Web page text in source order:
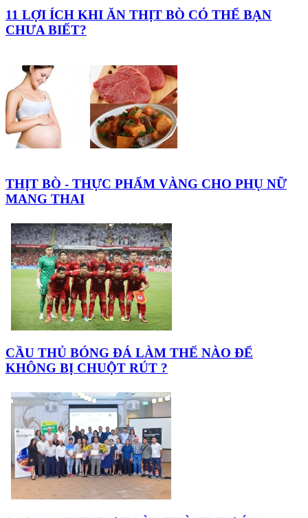
11 LỢI ÍCH KHI ĂN THỊT BÒ CÓ THỂ BẠN
CHƯA BIẾT?
THỊT BÒ - THỰC PHẨM VÀNG CHO PHỤ NỮ
MANG THAI
CẦU THỦ BÓNG ĐÁ LÀM THẾ NÀO ĐỂ
KHÔNG BỊ CHUỘT RÚT ?